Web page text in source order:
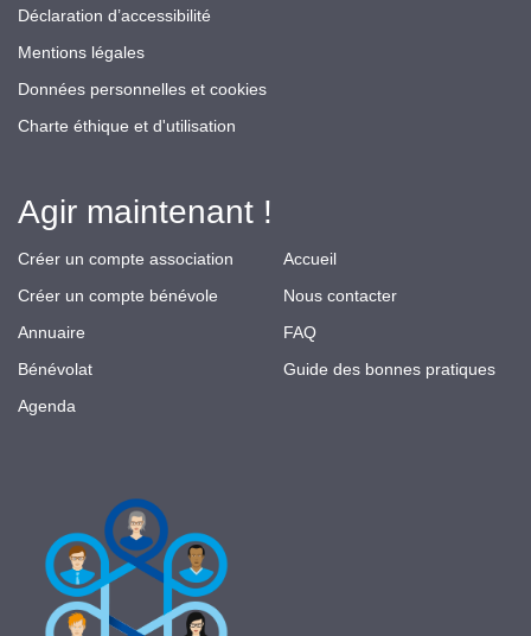
Déclaration d’accessibilité
Mentions légales
Données personnelles et cookies
Charte éthique et d'utilisation
Agir maintenant !
Créer un compte association
Créer un compte bénévole
Annuaire
Bénévolat
Agenda
Accueil
Nous contacter
FAQ
Guide des bonnes pratiques